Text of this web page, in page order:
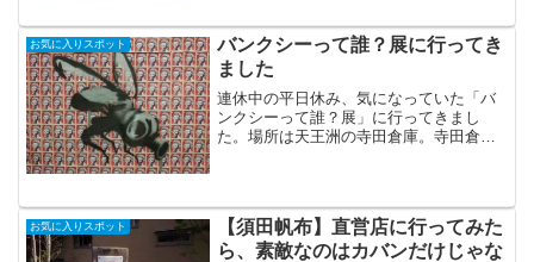
お気に入りスポット
バンクシーって誰？展に行ってき
ました
連休中の平日休み、気になっていた「バ
ンクシーって誰？展」に行ってきまし
た。場所は天王洲の寺田倉庫。寺田倉庫
や鈴屋で勤務したのち、寺...
お気に入りスポット
【須田帆布】直営店に行ってみた
ら、素敵なのはカバンだけじゃな